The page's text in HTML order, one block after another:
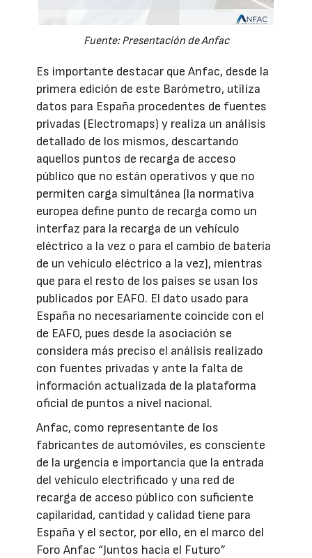
Fuente: Presentación de Anfac
Es importante destacar que Anfac, desde la
primera edición de este Barómetro, utiliza
datos para España procedentes de fuentes
privadas (Electromaps) y realiza un análisis
detallado de los mismos, descartando
aquellos puntos de recarga de acceso
público que no están operativos y que no
permiten carga simultánea (la normativa
europea define punto de recarga como un
interfaz para la recarga de un vehículo
eléctrico a la vez o para el cambio de batería
de un vehículo eléctrico a la vez), mientras
que para el resto de los países se usan los
publicados por EAFO. El dato usado para
España no necesariamente coincide con el
de EAFO, pues desde la asociación se
considera más preciso el análisis realizado
con fuentes privadas y ante la falta de
información actualizada de la plataforma
oficial de puntos a nivel nacional.
Anfac, como representante de los
fabricantes de automóviles, es consciente
de la urgencia e importancia que la entrada
del vehículo electrificado y una red de
recarga de acceso público con suficiente
capilaridad, cantidad y calidad tiene para
España y el sector, por ello, en el marco del
Foro Anfac “Juntos hacia el Futuro”